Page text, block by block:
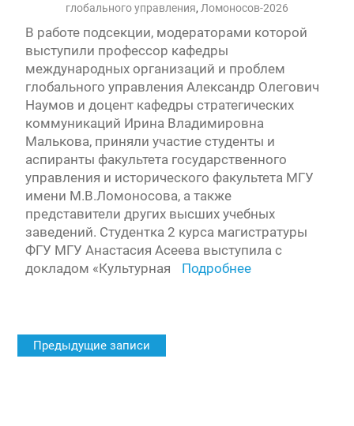
глобального управления, Ломоносов-2026
В работе подсекции, модераторами которой
выступили профессор кафедры
международных организаций и проблем
глобального управления Александр Олегович
Наумов и доцент кафедры стратегических
коммуникаций Ирина Владимировна
Малькова, приняли участие студенты и
аспиранты факультета государственного
управления и исторического факультета МГУ
имени М.В.Ломоносова, а также
представители других высших учебных
заведений. Студентка 2 курса магистратуры
ФГУ МГУ Анастасия Асеева выступила с
докладом «Культурная
Подробнее
Навигация
поПредыдущие записи